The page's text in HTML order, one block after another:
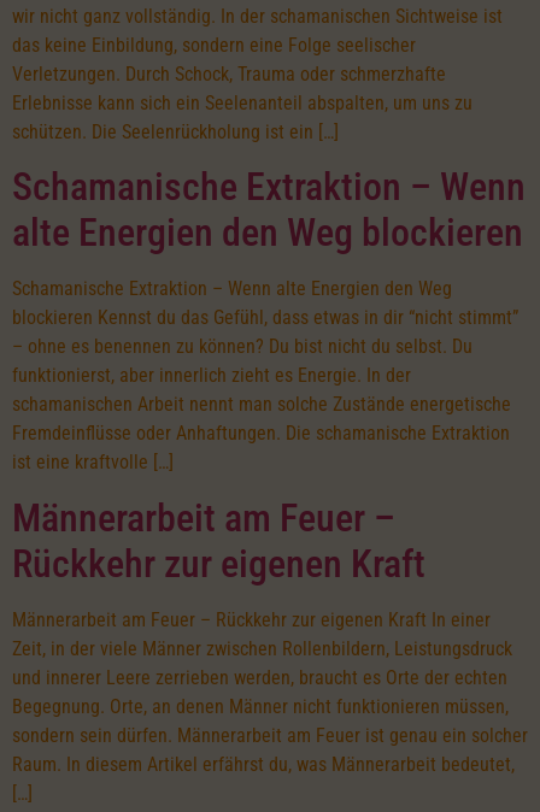
wir nicht ganz vollständig. In der schamanischen Sichtweise ist
das keine Einbildung, sondern eine Folge seelischer
Verletzungen. Durch Schock, Trauma oder schmerzhafte
Erlebnisse kann sich ein Seelenanteil abspalten, um uns zu
schützen. Die Seelenrückholung ist ein […]
Schamanische Extraktion – Wenn
alte Energien den Weg blockieren
Schamanische Extraktion – Wenn alte Energien den Weg
blockieren Kennst du das Gefühl, dass etwas in dir “nicht stimmt”
– ohne es benennen zu können? Du bist nicht du selbst. Du
funktionierst, aber innerlich zieht es Energie. In der
schamanischen Arbeit nennt man solche Zustände energetische
Fremdeinflüsse oder Anhaftungen. Die schamanische Extraktion
ist eine kraftvolle […]
Männerarbeit am Feuer –
Rückkehr zur eigenen Kraft
Männerarbeit am Feuer – Rückkehr zur eigenen Kraft In einer
Zeit, in der viele Männer zwischen Rollenbildern, Leistungsdruck
und innerer Leere zerrieben werden, braucht es Orte der echten
Begegnung. Orte, an denen Männer nicht funktionieren müssen,
sondern sein dürfen. Männerarbeit am Feuer ist genau ein solcher
Raum. In diesem Artikel erfährst du, was Männerarbeit bedeutet,
[…]